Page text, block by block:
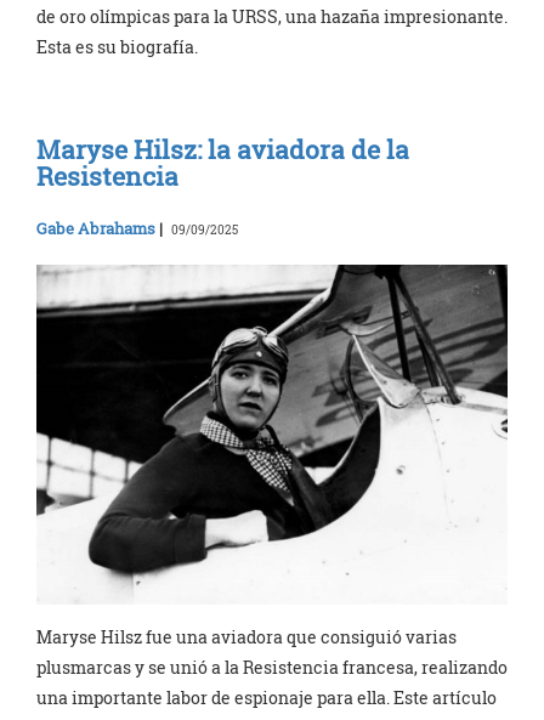
de oro olímpicas para la URSS, una hazaña impresionante.
Esta es su biografía.
Maryse Hilsz: la aviadora de la
Resistencia
Gabe Abrahams | 09/09/2025
Maryse Hilsz fue una aviadora que consiguió varias
plusmarcas y se unió a la Resistencia francesa, realizando
una importante labor de espionaje para ella. Este artículo